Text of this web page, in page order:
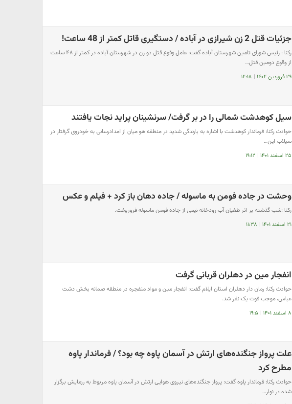
جزئیات قتل 2 زن شیرازی در آباده / دستگیری قاتل کمتر از 48 ساعت!
رکنا : رئیس شورای تامین شهرستان آباده گفت: عامل وقوع قتل دو زن در شهرستان آباده در کمتر از ۴۸ ساعت
از وقوع دومین قتل…
۲۹ فروردین ۱۴۰۲ | ۱۲:۱۸
سیل کوهدشت شمالی را در بر گرفت/ سرنشینان پراید نجات یافتند
حوادث رکنا: فرماندار کوهدشت با اشاره به بارندگی شدید در منطقه هو میان از امدادرسانی به خودروی گرفتار در
سیلاب این…
۲۵ اسفند ۱۴۰۱ | ۱۹:۱۲
وحشت در جاده فومن به ماسوله / جاده دهان باز کرد + فیلم و عکس
رکنا :شب گذشته بر اثر طغیان آب رودخانه نیمی از جاده فومن ماسوله فروریخت.
۲۱ اسفند ۱۴۰۱ | ۱۱:۳۸
انفجار مین در دهلران قربانی گرفت
حوادث رکنا: رمان دار دهلران استان ایلام گفت: انفجار مین و مواد منفجره در منطقه صمانه بخش دشت
عباس، موجب فوت یک نفر شد.
۸ اسفند ۱۴۰۱ | ۱۹:۵
علت پرواز جنگنده‌های ارتش در آسمان پاوه چه بود؟ / فرماندار پاوه
مطرح کرد
حوادث رکنا: فرماندار پاوه گفت: پرواز جنگنده‌های نیروی هوایی ارتش ‌در آسمان پاوه مربوط به رزمایش برگزار
شده در نوار…